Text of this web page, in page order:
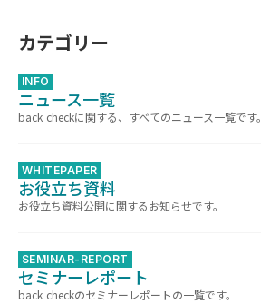
カテゴリー
INFO
ニュース一覧
back checkに関する、すべてのニュース一覧です。
WHITEPAPER
お役立ち資料
お役立ち資料公開に関するお知らせです。
SEMINAR-REPORT
セミナーレポート
back checkのセミナーレポートの一覧です。